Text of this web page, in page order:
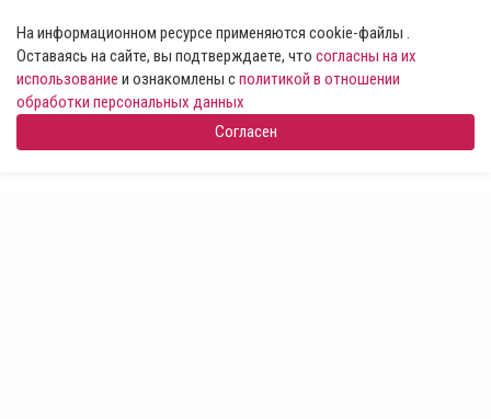
На информационном ресурсе применяются cookie-файлы .
Оставаясь на сайте, вы подтверждаете, что согласны на их
использование и ознакомлены сполитикой в отношении
обработки персональных данных
Согласен